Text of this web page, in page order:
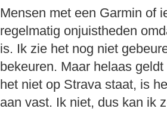
Mensen met een Garmin of
regelmatig onjuistheden
is. Ik zie het nog niet
bekeuren. Maar helaas
het niet op Strava staat, is
aan vast. Ik niet, dus kan ik